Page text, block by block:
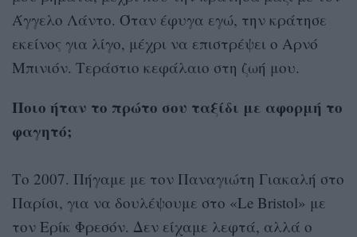
Άγγελο Λάντο. Όταν έφυγα εγώ, την κράτησε
εκείνος για λίγο, μέχρι να επιστρέψει ο Αρνό
Μπινιόν. Τεράστιο κεφάλαιο στη ζωή μου.
Ποιο ήταν το πρώτο σου ταξίδι με αφορμή το
φαγητό;
Το 2007. Πήγαμε με τον Παναγιώτη Γιακαλή στο
Παρίσι, για να δουλέψουμε στο «Le Bristol» με
τον Ερίκ Φρεσόν. Δεν είχαμε λεφτά, αλλά ο